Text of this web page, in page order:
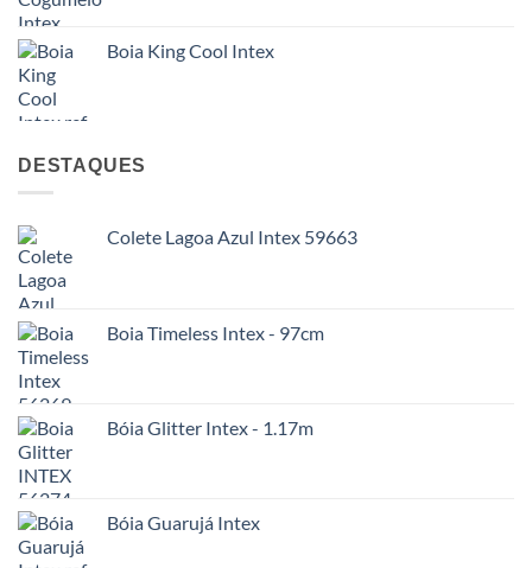
Boia King Cool Intex
DESTAQUES
Colete Lagoa Azul Intex 59663
Boia Timeless Intex - 97cm
Bóia Glitter Intex - 1.17m
Bóia Guarujá Intex